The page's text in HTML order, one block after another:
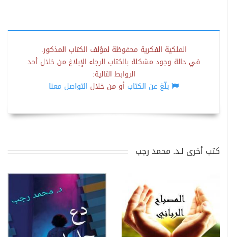
الملكية الفكرية محفوظة لمؤلف الكتاب المذكور.
في حالة وجود مشكلة بالكتاب الرجاء الإبلاغ من خلال أحد
الروابط التالية:
بلّغ عن الكتاب أو من خلال التواصل معنا
كتب أخرى لـد. محمد رجب